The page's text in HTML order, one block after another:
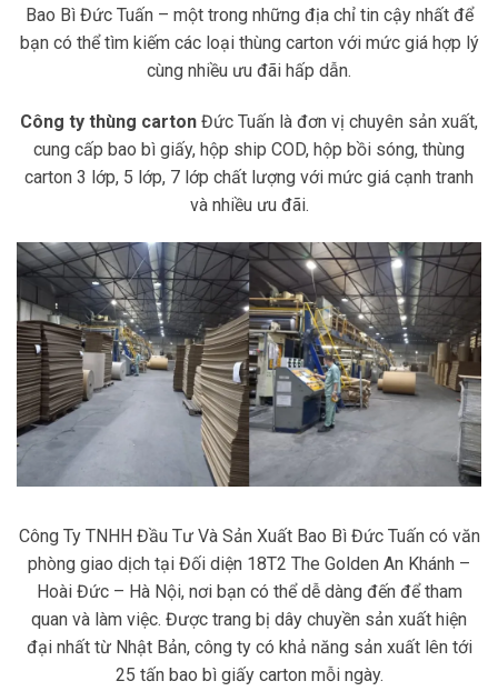
Bao Bì Đức Tuấn – một trong những địa chỉ tin cậy nhất để
bạn có thể tìm kiếm các loại thùng carton với mức giá hợp lý
cùng nhiều ưu đãi hấp dẫn.
Công ty thùng carton Đức Tuấn là đơn vị chuyên sản xuất,
cung cấp bao bì giấy, hộp ship COD, hộp bồi sóng, thùng
carton 3 lớp, 5 lớp, 7 lớp chất lượng với mức giá cạnh tranh
và nhiều ưu đãi.
Công Ty TNHH Đầu Tư Và Sản Xuất Bao Bì Đức Tuấn có văn
phòng giao dịch tại Đối diện 18T2 The Golden An Khánh –
Hoài Đức – Hà Nội, nơi bạn có thể dễ dàng đến để tham
quan và làm việc. Được trang bị dây chuyền sản xuất hiện
đại nhất từ Nhật Bản, công ty có khả năng sản xuất lên tới
25 tấn bao bì giấy carton mỗi ngày.